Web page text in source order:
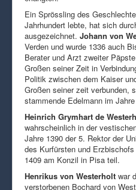
Ein Sprössling des
Jahrhundert lebte, hat sich
ausgezeichnet. Johann von
Verden und wurde 1336 auch
Berater und Arzt zweiter
Großen seiner Zeit in
Politik zwischen dem Kaiser
Großen seiner zeit verbunden,
stammende Edelmann im
Heinrich Grymhart de
wahrscheinlich in der
Jahre 1390 der 5. Rektor der
des Kurfürsten und
1409 am Konzil in Pisa teil.
Henrikus von Westerholt war
verstorbenen Bochard von